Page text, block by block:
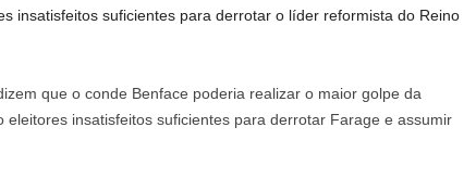
insatisfeitos suficientes para derrotar o líder reformista do Reino